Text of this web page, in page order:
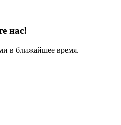
нас!
в ближайшее время.